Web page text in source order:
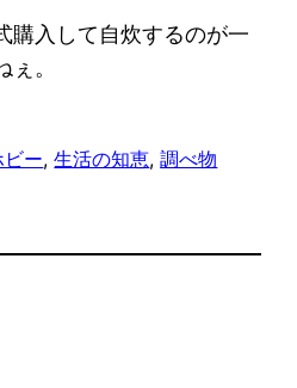
購入して自炊するのが一
。
ビー, 生活の知恵, 調べ物